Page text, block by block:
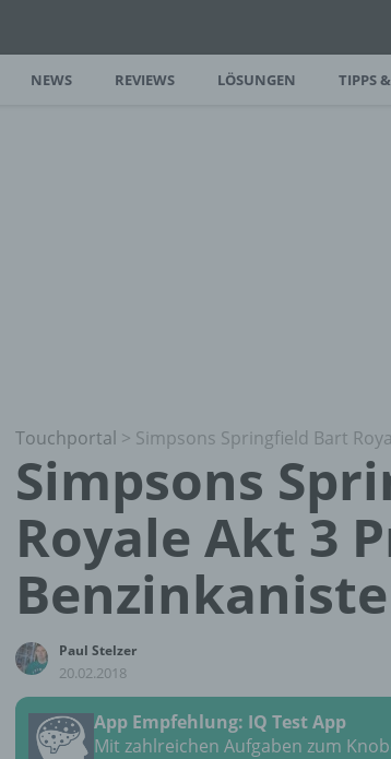
NEWS REVIEWS LÖSUNGEN TIPPS
Touchportal > Simpsons Springfield Bart
Simpsons
Royale Akt 3
Paul Stelzer
20.02.2018
App Empfehlung: IQ Test App
Mit zahlreichen Aufgaben zum